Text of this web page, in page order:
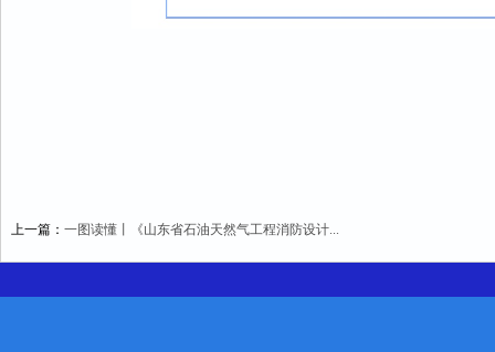
上一篇： 一图读懂丨《山东省石油天然气工程消防设计...